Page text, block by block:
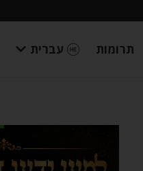
תרומות עברית